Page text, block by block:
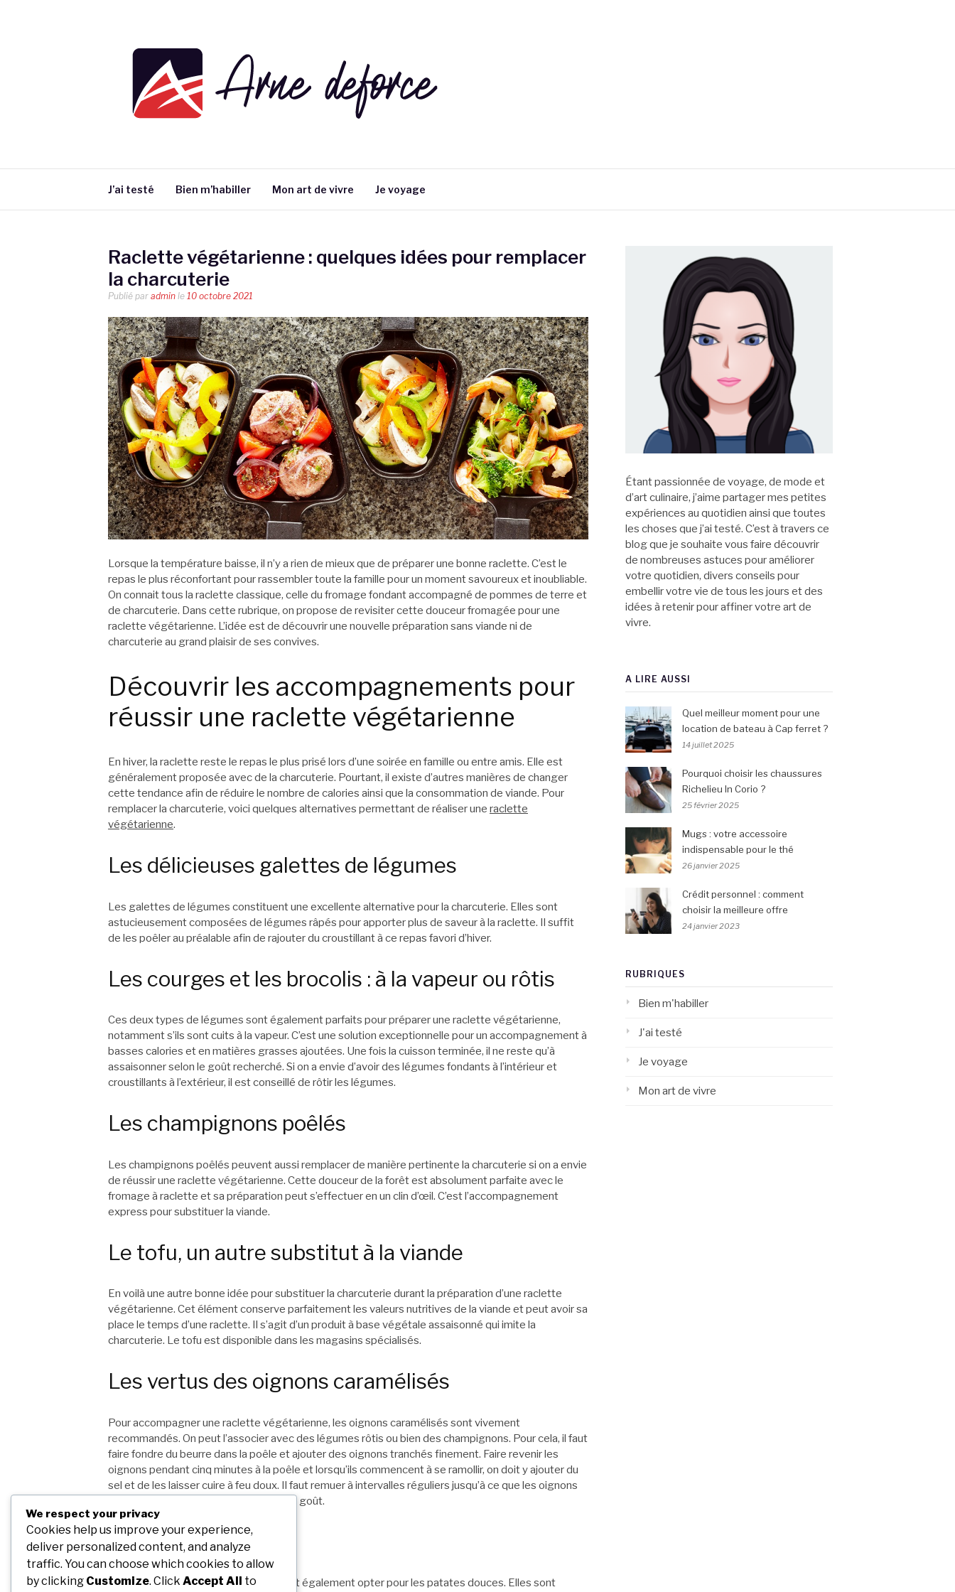
J’ai testé Bien m’habiller Mon art de vivre Je voyage
Raclette végétarienne : quelques idées pour remplacer
la charcuterie
Publié par admin le 10 octobre 2021
Lorsque la température baisse, il n’y a rien de mieux que de préparer une bonne raclette. C’est le
repas le plus réconfortant pour rassembler toute la famille pour un moment savoureux et inoubliable.
On connait tous la raclette classique, celle du fromage fondant accompagné de pommes de terre et
de charcuterie. Dans cette rubrique, on propose de revisiter cette douceur fromagée pour une
raclette végétarienne. L’idée est de découvrir une nouvelle préparation sans viande ni de
charcuterie au grand plaisir de ses convives.
Découvrir les accompagnements pour
réussir une raclette végétarienne
En hiver, la raclette reste le repas le plus prisé lors d’une soirée en famille ou entre amis. Elle est
généralement proposée avec de la charcuterie. Pourtant, il existe d’autres manières de changer
cette tendance afin de réduire le nombre de calories ainsi que la consommation de viande. Pour
remplacer la charcuterie, voici quelques alternatives permettant de réaliser une raclette
végétarienne.
Les délicieuses galettes de légumes
Les galettes de légumes constituent une excellente alternative pour la charcuterie. Elles sont
astucieusement composées de légumes râpés pour apporter plus de saveur à la raclette. Il suffit
de les poêler au préalable afin de rajouter du croustillant à ce repas favori d’hiver.
Les courges et les brocolis : à la vapeur ou rôtis
Ces deux types de légumes sont également parfaits pour préparer une raclette végétarienne,
notamment s’ils sont cuits à la vapeur. C’est une solution exceptionnelle pour un accompagnement à
basses calories et en matières grasses ajoutées. Une fois la cuisson terminée, il ne reste qu’à
assaisonner selon le goût recherché. Si on a envie d’avoir des légumes fondants à l’intérieur et
croustillants à l’extérieur, il est conseillé de rôtir les légumes.
Les champignons poêlés
Les champignons poêlés peuvent aussi remplacer de manière pertinente la charcuterie si on a envie
de réussir une raclette végétarienne. Cette douceur de la forêt est absolument parfaite avec le
fromage à raclette et sa préparation peut s’effectuer en un clin d’œil. C’est l’accompagnement
express pour substituer la viande.
Le tofu, un autre substitut à la viande
En voilà une autre bonne idée pour substituer la charcuterie durant la préparation d’une raclette
végétarienne. Cet élément conserve parfaitement les valeurs nutritives de la viande et peut avoir sa
place le temps d’une raclette. Il s’agit d’un produit à base végétale assaisonné qui imite la
charcuterie. Le tofu est disponible dans les magasins spécialisés.
Les vertus des oignons caramélisés
Pour accompagner une raclette végétarienne, les oignons caramélisés sont vivement
recommandés. On peut l’associer avec des légumes rôtis ou bien des champignons. Pour cela, il faut
faire fondre du beurre dans la poêle et ajouter des oignons tranchés finement. Faire revenir les
oignons pendant cinq minutes à la poêle et lorsqu’ils commencent à se ramollir, on doit y ajouter du
sel et de les laisser cuire à feu doux. Il faut remuer à intervalles réguliers jusqu’à ce que les oignons
soient suffisamment caramélisés à son goût.
La patate douce
Pour une raclette végétarienne, on peut également opter pour les patates douces. Elles sont
Étant passionnée de voyage, de mode et
d’art culinaire, j’aime partager mes petites
expériences au quotidien ainsi que toutes
les choses que j’ai testé. C’est à travers ce
blog que je souhaite vous faire découvrir
de nombreuses astuces pour améliorer
votre quotidien, divers conseils pour
embellir votre vie de tous les jours et des
idées à retenir pour affiner votre art de
vivre.
A LIRE AUSSI
Quel meilleur moment pour une
location de bateau à Cap ferret ?
14 juillet 2025
Pourquoi choisir les chaussures
Richelieu In Corio ?
25 février 2025
Mugs : votre accessoire
indispensable pour le thé
26 janvier 2025
Crédit personnel : comment
choisir la meilleure offre
24 janvier 2023
RUBRIQUES
Bien m'habiller
J'ai testé
Je voyage
Mon art de vivre
We respect your privacy
Cookies help us improve your experience,
deliver personalized content, and analyze
traffic. You can choose which cookies to allow
by clicking Customize. Click Accept All to